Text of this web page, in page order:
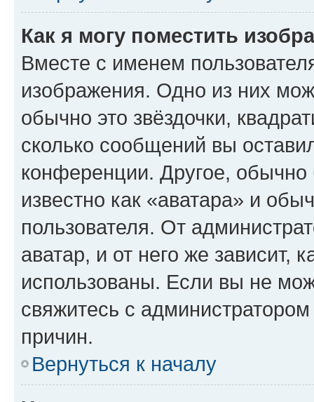
Как я могу поместить
Вместе с именем
изображения. Одно из них
обычно это звёздочки,
сколько сообщений вы
конференции. Другое,
известно как «аватара» и
пользователя. От
аватар, и от него же зависит,
использованы. Если вы не
свяжитесь с
причин.
Вернуться к началу